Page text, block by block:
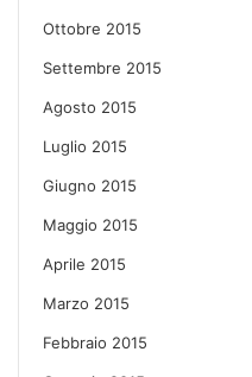
Ottobre 2015
Settembre 2015
Agosto 2015
Luglio 2015
Giugno 2015
Maggio 2015
Aprile 2015
Marzo 2015
Febbraio 2015